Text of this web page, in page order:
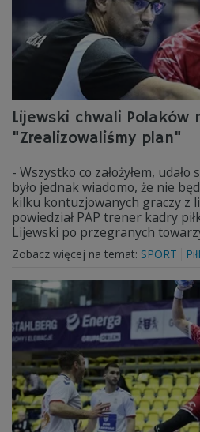
Lijewski chwali Polaków
"Zrealizowaliśmy plan"
- Wszystko co założyłem,
było jednak wiadomo, że nie
kilku kontuzjowanych graczy z
powiedział PAP trener kadry
Lijewski po przegranych
Zobacz więcej na temat: SPORT